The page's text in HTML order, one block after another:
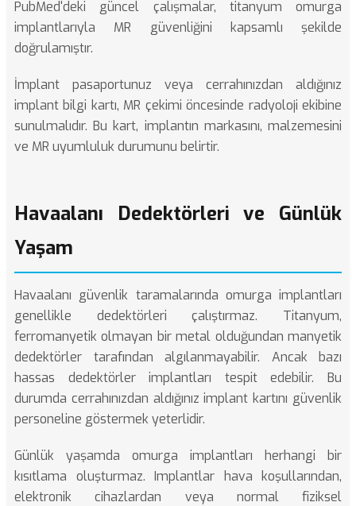
PubMed'deki güncel çalışmalar, titanyum omurga
implantlarıyla MR güvenliğini kapsamlı şekilde
doğrulamıştır.
İmplant pasaportunuz veya cerrahınızdan aldığınız
implant bilgi kartı, MR çekimi öncesinde radyoloji ekibine
sunulmalıdır. Bu kart, implantın markasını, malzemesini
ve MR uyumluluk durumunu belirtir.
Havaalanı Dedektörleri ve Günlük
Yaşam
Havaalanı güvenlik taramalarında omurga implantları
genellikle dedektörleri çalıştırmaz. Titanyum,
ferromanyetik olmayan bir metal olduğundan manyetik
dedektörler tarafından algılanmayabilir. Ancak bazı
hassas dedektörler implantları tespit edebilir. Bu
durumda cerrahınızdan aldığınız implant kartını güvenlik
personeline göstermek yeterlidir.
Günlük yaşamda omurga implantları herhangi bir
kısıtlama oluşturmaz. Implantlar hava koşullarından,
elektronik cihazlardan veya normal fiziksel